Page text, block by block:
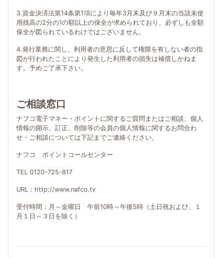
3.資金決済法第14条第1項により毎年3月末及び９月末の当該未使
用残高の2分の1の額以上の保全が求められており、必ずしも全額
保全が図られているわけではございません。
4.発行業務に関し、利用者の意思に反して権限を有しない者の指
図が行われたことにより発生した利用者の損失は補償しかねま
す。予めご了承下さい。
ご相談窓口
ナフコ電子マネー・ポイントに関するご質問またはご相談、個人
情報の開示、訂正、削除等の会員の個人情報に関するお問合わ
せ・ご相談については下記までご連絡ください。
ナフコ ポイントコールセンター
TEL 0120-725-817
URL：http://www.nafco.tv
受付時間：月～金曜日 午前10時～午後5時（土日祝および、１
月１日～３日を除く）